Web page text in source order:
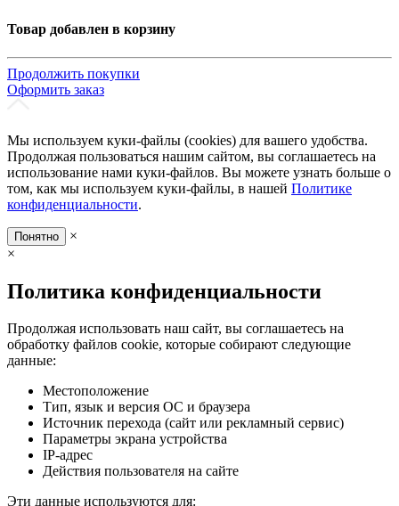
Товар добавлен в корзину
Продолжить покупки
Оформить заказ
Мы используем куки-файлы (cookies) для вашего удобства.
Продолжая пользоваться нашим сайтом, вы соглашаетесь на
использование нами куки-файлов. Вы можете узнать больше о
том, как мы используем куки-файлы, в нашей Политике
конфиденциальности.
Понятно
×
×
Политика конфиденциальности
Продолжая использовать наш сайт, вы соглашаетесь на
обработку файлов cookie, которые собирают следующие
данные:
Местоположение
Тип, язык и версия ОС и браузера
Источник перехода (сайт или рекламный сервис)
Параметры экрана устройства
IP-адрес
Действия пользователя на сайте
Эти данные используются для: